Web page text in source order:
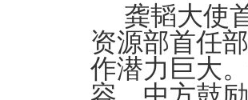
龚韬大使
资源部首任
作潜力巨大